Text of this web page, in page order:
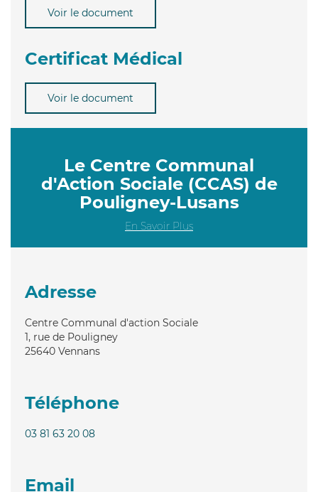
Voir le document
Certificat Médical
Voir le document
Le Centre Communal
d'Action Sociale (CCAS) de
Pouligney-Lusans
En Savoir Plus
Adresse
Centre Communal d'action Sociale
1, rue de Pouligney
25640 Vennans
Téléphone
03 81 63 20 08
Email